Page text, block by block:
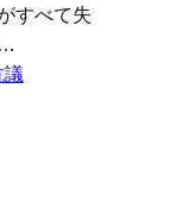
すべて失
議